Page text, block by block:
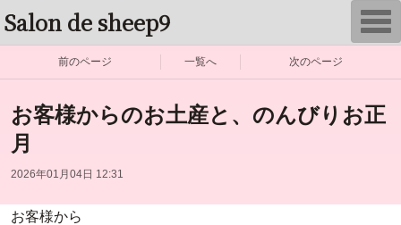
Salon de sheep9
前のページ 一覧へ 次のページ
お客様からのお土産と、のんびりお正
月
2026年01月04日 12:31
お客様から
T
o
g
e
a
v
o